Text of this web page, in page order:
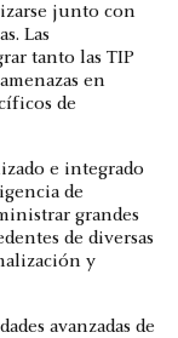
junto con
Las
tanto las TIP
en
de
e integrado
de
grandes
de diversas
y
avanzadas de